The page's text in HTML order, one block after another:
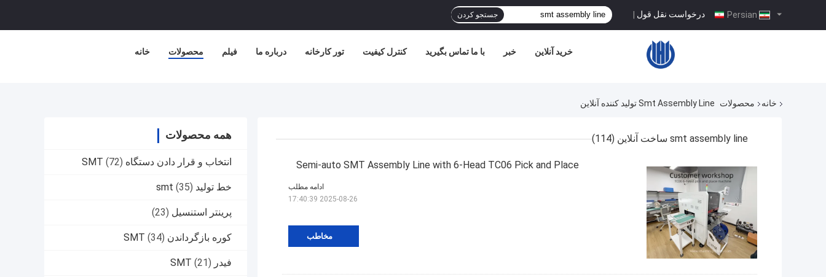
درخواست نقل قول | جستجو کردن
خانه محصولات فیلم درباره ما تور کارخانه کنترل کیفیت با ما تماس بگیرید خبر خرید آنلاین
خانه محصولات Smt Assembly Line تولید کننده آنلاین
همه محصولات
انتخاب و قرار دادن دستگاه SMT (72)
خط تولید smt (35)
پرینتر استنسیل (23)
کوره بازگرداندن SMT (34)
فیدر SMT (21)
smt assembly line ساخت آنلاین (114)
Semi-auto SMT Assembly Line with 6-Head TC06 Pick and Place
مخاطب
ادامه مطلب
2025-08-26 17:40:39